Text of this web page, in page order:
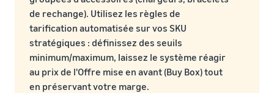
de rechange). Utilisez les règles de
tarification automatisée sur vos SKU
stratégiques : définissez des seuils
minimum/maximum, laissez le système réagir
au prix de l'Offre mise en avant (Buy Box) tout
en préservant votre marge.